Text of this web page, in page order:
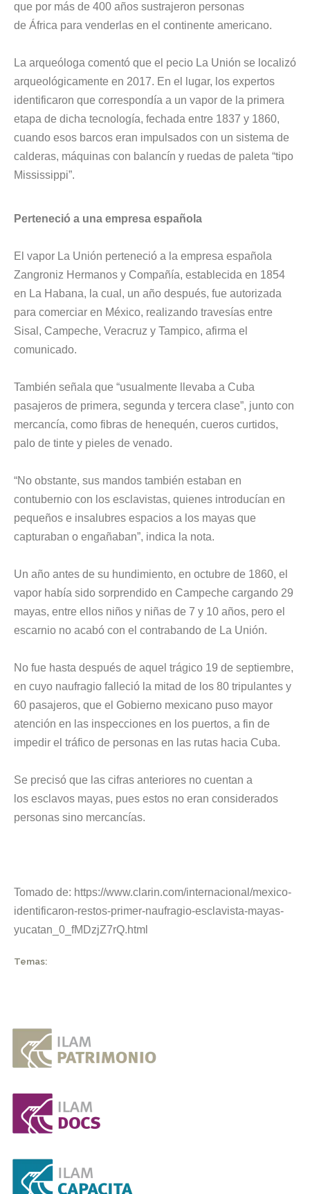
que por más de 400 años sustrajeron personas
de África para venderlas en el continente americano.
La arqueóloga comentó que el pecio La Unión se localizó
arqueológicamente en 2017. En el lugar, los expertos
identificaron que correspondía a un vapor de la primera
etapa de dicha tecnología, fechada entre 1837 y 1860,
cuando esos barcos eran impulsados con un sistema de
calderas, máquinas con balancín y ruedas de paleta “tipo
Mississippi”.
Perteneció a una empresa española
El vapor La Unión perteneció a la empresa española
Zangroniz Hermanos y Compañía, establecida en 1854
en La Habana, la cual, un año después, fue autorizada
para comerciar en México, realizando travesías entre
Sisal, Campeche, Veracruz y Tampico, afirma el
comunicado.
También señala que “usualmente llevaba a Cuba
pasajeros de primera, segunda y tercera clase”, junto con
mercancía, como fibras de henequén, cueros curtidos,
palo de tinte y pieles de venado.
“No obstante, sus mandos también estaban en
contubernio con los esclavistas, quienes introducían en
pequeños e insalubres espacios a los mayas que
capturaban o engañaban”, indica la nota.
Un año antes de su hundimiento, en octubre de 1860, el
vapor había sido sorprendido en Campeche cargando 29
mayas, entre ellos niños y niñas de 7 y 10 años, pero el
escarnio no acabó con el contrabando de La Unión.
No fue hasta después de aquel trágico 19 de septiembre,
en cuyo naufragio falleció la mitad de los 80 tripulantes y
60 pasajeros, que el Gobierno mexicano puso mayor
atención en las inspecciones en los puertos, a fin de
impedir el tráfico de personas en las rutas hacia Cuba.
Se precisó que las cifras anteriores no cuentan a
los esclavos mayas, pues estos no eran considerados
personas sino mercancías.
Tomado de: https://www.clarin.com/internacional/mexico-
identificaron-restos-primer-naufragio-esclavista-mayas-
yucatan_0_fMDzjZ7rQ.html
Temas: